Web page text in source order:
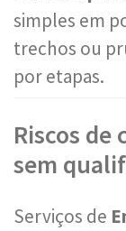
simples em
trechos ou
por etapas.
Riscos
sem
Serviços de